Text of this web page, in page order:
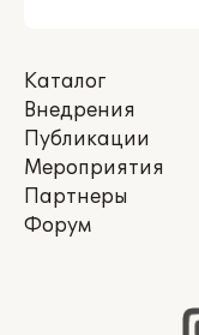
Каталог
Внедрения
Публикации
Мероприятия
Партнеры
Форум